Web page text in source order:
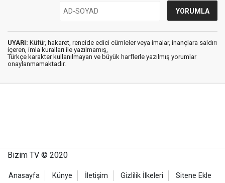
UYARI: Küfür, hakaret, rencide edici cümleler veya imalar, inançlara saldırı
içeren, imla kuralları ile yazılmamış,
Türkçe karakter kullanılmayan ve büyük harflerle yazılmış yorumlar
onaylanmamaktadır.
Bizim TV © 2020
Anasayfa Künye İletişim Gizlilik İlkeleri Sitene Ekle